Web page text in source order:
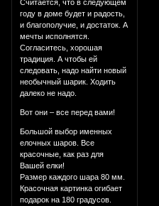
Считается, что в следующем
году в доме будет и радость,
и благополучие, и достаток. А
мечты исполнятся.
Согласитесь, хорошая
традиция. А чтобы ей
следовать, надо найти новый
необычный шарик. Ходить
далеко не надо.
Вот они – все перед вами!
Большой выбор именных
елочных шаров. Все
красочные, как раз для
Вашей елки!
Размер каждого шара 80 мм.
Красочная картинка огибает
подарок на 180 градусов.